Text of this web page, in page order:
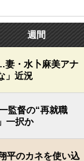
週間
妻・水卜麻美アナ
」近況
監督の“再就職
一択か
平のカネを使い込